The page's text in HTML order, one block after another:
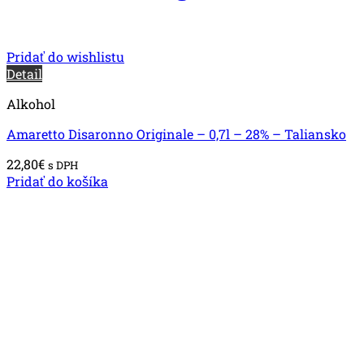
Pridať do wishlistu
Detail
Alkohol
Amaretto Disaronno Originale – 0,7l – 28% – Taliansko
22,80€ s DPH
Pridať do košíka